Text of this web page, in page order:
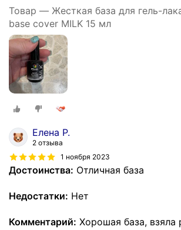
Товар — Жесткая база для гель-
base cover MILK 15 мл
Елена Р.
2 отзыва
1 ноября 2023
Достоинства: Отличная база
Недостатки: Нет
Комментарий: Хорошая база, взяла